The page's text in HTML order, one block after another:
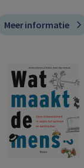
Meer informatie